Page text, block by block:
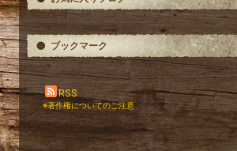
ブックマーク
RSS
※著作権についてのご注意